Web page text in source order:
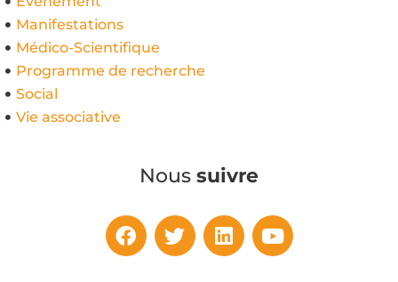
Manifestations
Médico-Scientifique
Programme de recherche
Social
Vie associative
Nous suivre